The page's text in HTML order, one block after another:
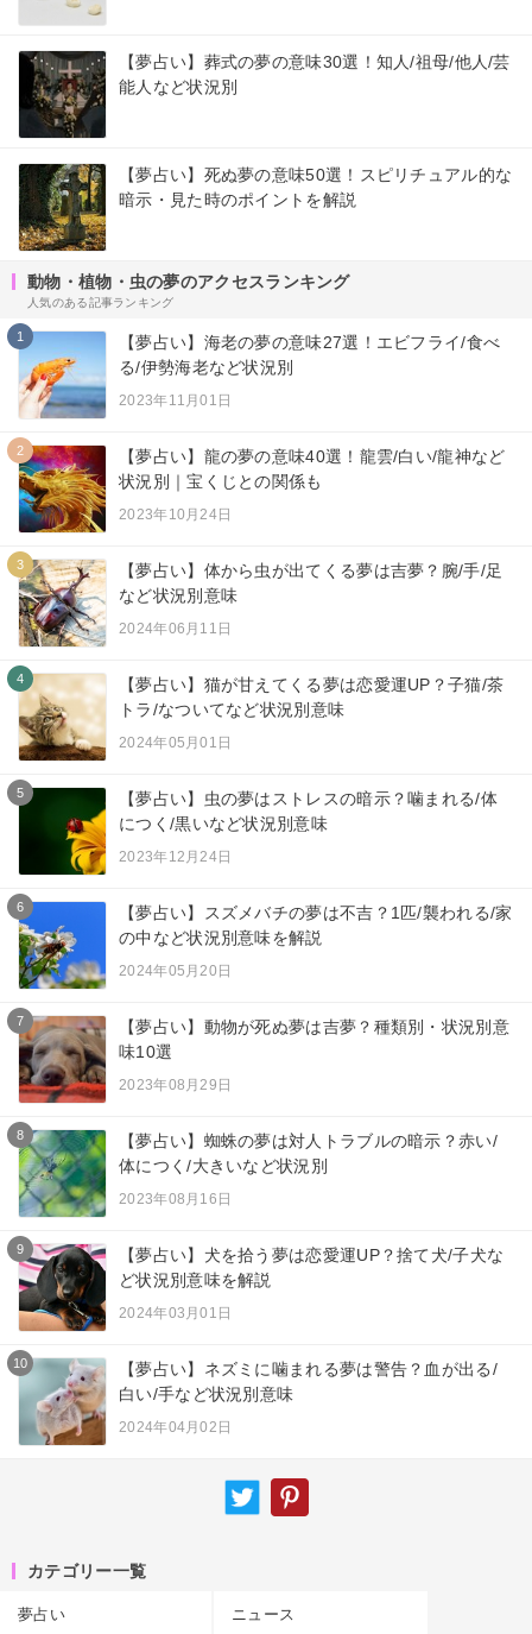
【夢占い】葬式の夢の意味30選！知人/祖母/他人/芸
能人など状況別
【夢占い】死ぬ夢の意味50選！スピリチュアル的な
暗示・見た時のポイントを解説
動物・植物・虫の夢のアクセスランキング
人気のある記事ランキング
1
【夢占い】海老の夢の意味27選！エビフライ/食べ
る/伊勢海老など状況別
2023年11月01日
2
【夢占い】龍の夢の意味40選！龍雲/白い/龍神など
状況別｜宝くじとの関係も
2023年10月24日
3
【夢占い】体から虫が出てくる夢は吉夢？腕/手/足
など状況別意味
2024年06月11日
4
【夢占い】猫が甘えてくる夢は恋愛運UP？子猫/茶
トラ/なついてなど状況別意味
2024年05月01日
5
【夢占い】虫の夢はストレスの暗示？噛まれる/体
につく/黒いなど状況別意味
2023年12月24日
6
【夢占い】スズメバチの夢は不吉？1匹/襲われる/家
の中など状況別意味を解説
2024年05月20日
7
【夢占い】動物が死ぬ夢は吉夢？種類別・状況別意
味10選
2023年08月29日
8
【夢占い】蜘蛛の夢は対人トラブルの暗示？赤い/
体につく/大きいなど状況別
2023年08月16日
9
【夢占い】犬を拾う夢は恋愛運UP？捨て犬/子犬な
ど状況別意味を解説
2024年03月01日
10
【夢占い】ネズミに噛まれる夢は警告？血が出る/
白い/手など状況別意味
2024年04月02日
カテゴリー一覧
夢占い ニュース